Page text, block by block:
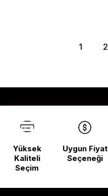
1 2
Yüksek
Kaliteli
Seçim
Uygun Fiyat
Seçeneği